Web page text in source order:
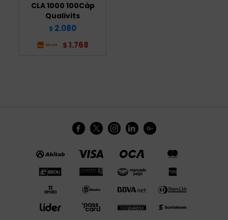
CLA 1000 100Cáp
Qualivits
$ 2.080
$ 1.768
    